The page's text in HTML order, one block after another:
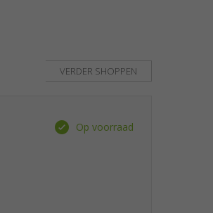
VERDER SHOPPEN
Op voorraad